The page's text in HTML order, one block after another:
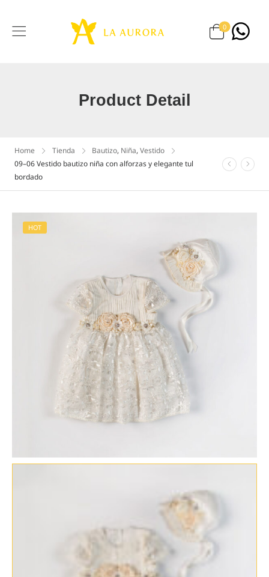
0
Product Detail
Home Tienda Bautizo, Niña,Vestido
09–06 Vestido bautizo niña con alforzas y elegante tul
bordado
HOT